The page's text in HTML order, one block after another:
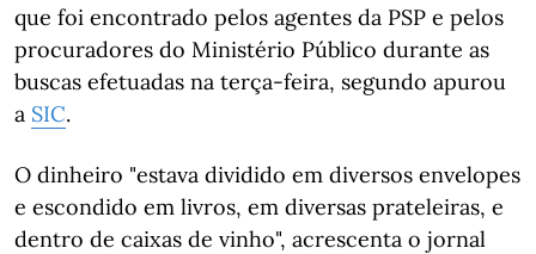
que foi encontrado pelos agentes da PSP e pelos
procuradores do Ministério Público durante as
buscas efetuadas na terça-feira, segundo apurou
a SIC.
O dinheiro "estava dividido em diversos envelopes
e escondido em livros, em diversas prateleiras, e
dentro de caixas de vinho", acrescenta o jornal